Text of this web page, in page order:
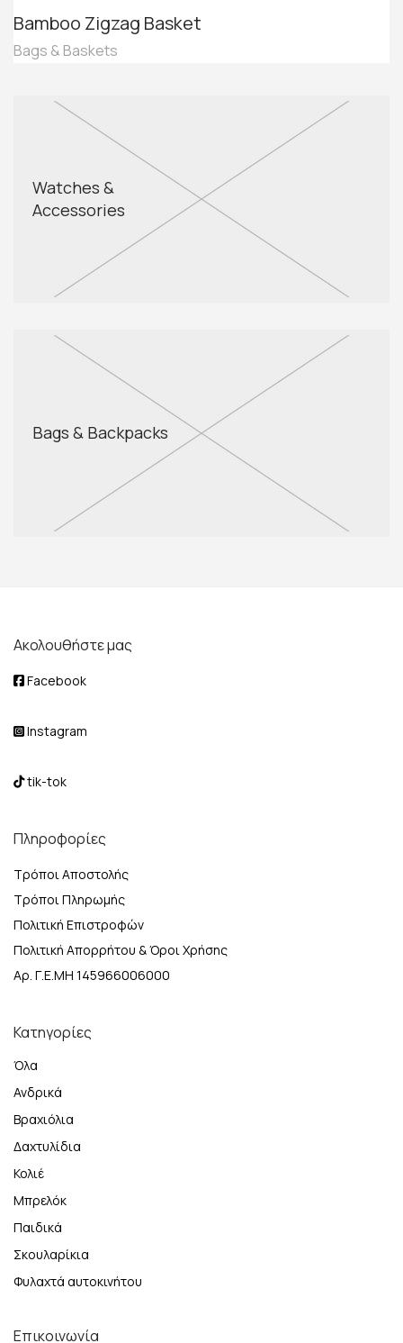
Bamboo Zigzag Basket
Bags & Baskets
Watches &
Accessories
Bags & Backpacks
Ακολουθήστε μας
Facebook
Instagram
tik-tok
Πληροφορίες
Τρόποι Αποστολής
Τρόποι Πληρωμής
Πολιτική Επιστροφών
Πολιτική Απορρήτου & Όροι Χρήσης
Αρ. Γ.Ε.ΜΗ 145966006000
Κατηγορίες
Όλα
Ανδρικά
Βραχιόλια
Δαχτυλίδια
Κολιέ
Μπρελόκ
Παιδικά
Σκουλαρίκια
Φυλαχτά αυτοκινήτου
Επικοινωνία